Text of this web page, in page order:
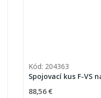
Kód: 204363
Spojovací kus F-VS
88,56 €